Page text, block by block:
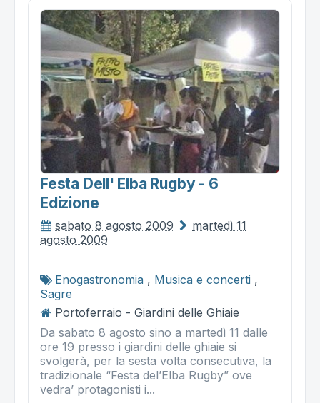
Festa Dell' Elba Rugby - 6
Edizione
sabato 8 agosto 2009
martedì 11
agosto 2009
Enogastronomia , Musica e concerti ,
Sagre
Portoferraio - Giardini delle Ghiaie
Da sabato 8 agosto sino a martedì 11 dalle
ore 19 presso i giardini delle ghiaie si
svolgerà, per la sesta volta consecutiva, la
tradizionale “Festa del’Elba Rugby” ove
vedra’ protagonisti i...